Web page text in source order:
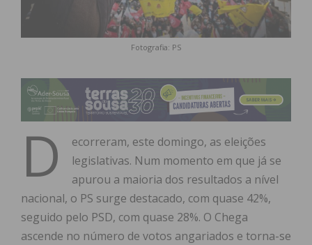
Fotografia: PS
D
ecorreram, este domingo, as eleições
legislativas. Num momento em que já se
apurou a maioria dos resultados a nível
nacional, o PS surge destacado, com quase 42%,
seguido pelo PSD, com quase 28%. O Chega
ascende no número de votos angariados e torna-se